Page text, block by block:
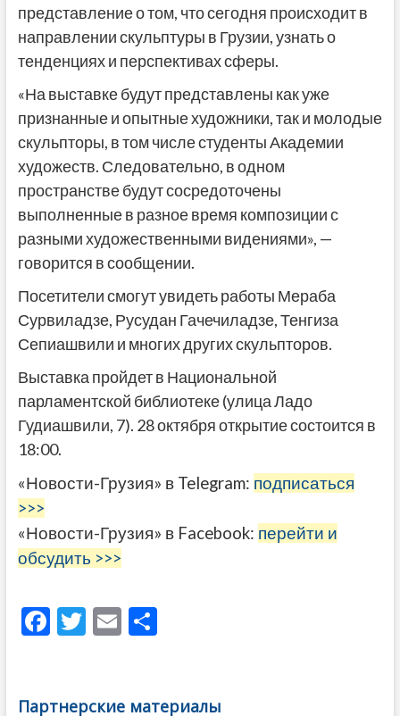
представление о том, что сегодня происходит в
направлении скульптуры в Грузии, узнать о
тенденциях и перспективах сферы.
«На выставке будут представлены как уже
признанные и опытные художники, так и молодые
скульпторы, в том числе студенты Академии
художеств. Следовательно, в одном
пространстве будут сосредоточены
выполненные в разное время композиции с
разными художественными видениями», —
говорится в сообщении.
Посетители смогут увидеть работы Мераба
Сурвиладзе, Русудан Гачечиладзе, Тенгиза
Сепиашвили и многих других скульпторов.
Выставка пройдет в Национальной
парламентской библиотеке (улица Ладо
Гудиашвили, 7). 28 октября открытие состоится в
18:00.
«Новости-Грузия» в Telegram: подписаться
>>>
«Новости-Грузия» в Facebook: перейти и
обсудить >>>
F
b
T
er
E
l
О
а
Партнерские материалы